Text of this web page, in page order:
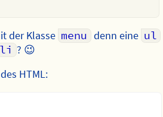
der Klasse menu denn eine ul
li ? 😉
HTML: